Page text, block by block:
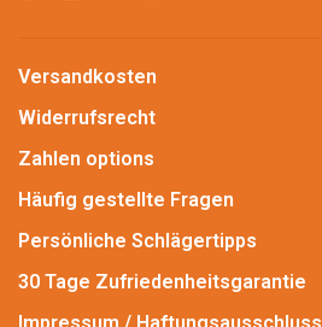
Versandkosten
Widerrufsrecht
Zahlen options
Häufig gestellte Fragen
Persönliche Schlägertipps
30 Tage Zufriedenheitsgarantie